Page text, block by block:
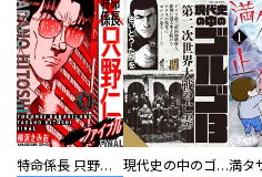
特命係長 只野仁ファイナル 愛蔵版 現代史の中のゴルゴ13